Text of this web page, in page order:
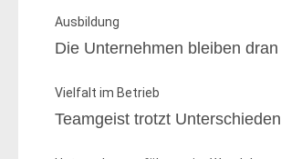
Ausbildung
Die Unternehmen bleiben dran
Vielfalt im Betrieb
Teamgeist trotzt Unterschieden